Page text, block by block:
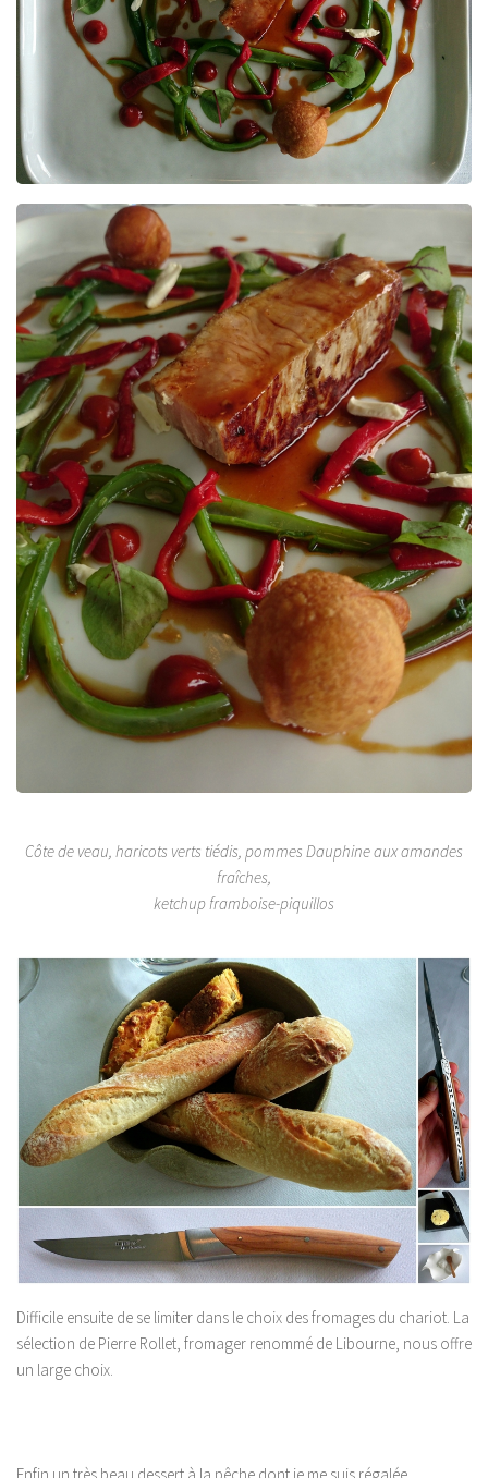
Côte de veau, haricots verts tiédis, pommes Dauphine aux amandes
fraîches,
ketchup framboise-piquillos
Difficile ensuite de se limiter dans le choix des fromages du chariot. La
sélection de Pierre Rollet, fromager renommé de Libourne, nous offre
un large choix.